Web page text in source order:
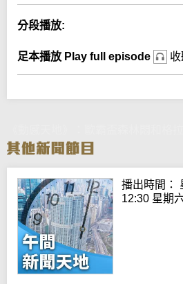
分段播放:
足本播放 Play full episode
播出時間：
12:30 星期